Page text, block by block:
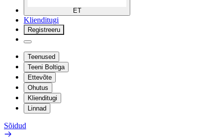
ET
Klienditugi
Registreeru
Teenused
Teeni Boltiga
Ettevõte
Ohutus
Klienditugi
Linnad
Sõidud